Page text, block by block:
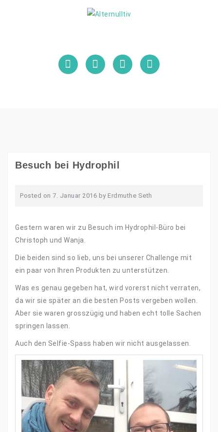
Facebook InstagramPinterest YouTube
Besuch bei Hydrophil
Posted on 7. Januar 2016 by Erdmuthe Seth
Gestern waren wir zu Besuch im Hydrophil-Büro bei
Christoph und Wanja.
Die beiden sind so lieb, uns bei unserer Challenge mit
ein paar von Ihren Produkten zu unterstützen.
Was es genau gegeben hat, wird vorerst nicht verraten,
da wir sie später an die besten Posts vergeben wollen.
Aber sie waren grosszügig und haben echt tolle Sachen
springen lassen.
Auch den Selfie-Spass haben wir nicht ausgelassen.